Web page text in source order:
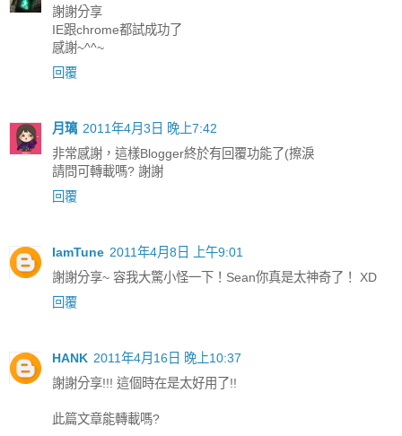
謝謝分享
IE跟chrome都試成功了
感謝~^^~
回覆
月璃 2011年4月3日 晚上7:42
非常感謝，這樣Blogger終於有回覆功能了(擦淚
請問可轉載嗎? 謝謝
回覆
IamTune 2011年4月8日 上午9:01
謝謝分享~ 容我大驚小怪一下！Sean你真是太神奇了！ XD
回覆
HANK 2011年4月16日 晚上10:37
謝謝分享!!! 這個時在是太好用了!!
此篇文章能轉載嗎?